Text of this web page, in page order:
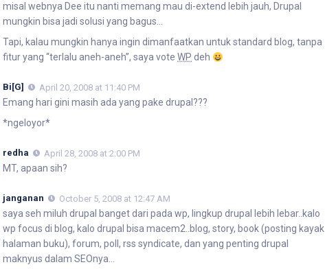
misal webnya Dee itu nanti memang mau di-extend lebih jauh, Drupal
mungkin bisa jadi solusi yang bagus…
Tapi, kalau mungkin hanya ingin dimanfaatkan untuk standard blog, tanpa
fitur yang “terlalu aneh-aneh”, saya vote WP deh
Bi[G] April 20, 2008 at 11:40 PM
Emang hari gini masih ada yang pake drupal???
*ngeloyor*
redha April 28, 2008 at 2:00 PM
MT, apaan sih?
janganan October 5, 2008 at 12:47 AM
saya seh miluh drupal banget dari pada wp, lingkup drupal lebih lebar..kalo
wp focus di blog, kalo drupal bisa macem2..blog, story, book (posting kayak
halaman buku), forum, poll, rss syndicate, dan yang penting drupal
maknyus dalam SEOnya…